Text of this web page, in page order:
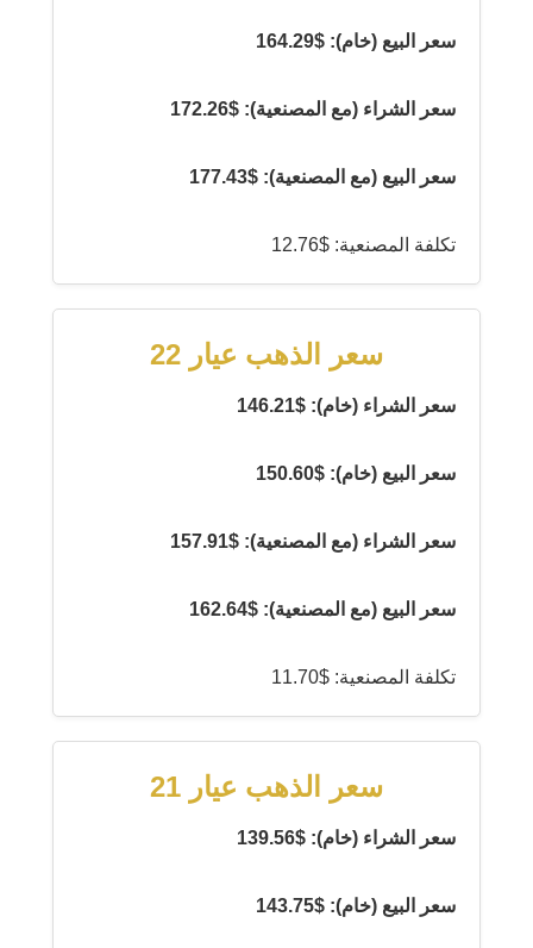
سعر البيع (خام): $164.29
سعر الشراء (مع المصنعية): $172.26
سعر البيع (مع المصنعية): $177.43
تكلفة المصنعية: $12.76
سعر الذهب عيار 22
سعر الشراء (خام): $146.21
سعر البيع (خام): $150.60
سعر الشراء (مع المصنعية): $157.91
سعر البيع (مع المصنعية): $162.64
تكلفة المصنعية: $11.70
سعر الذهب عيار 21
سعر الشراء (خام): $139.56
سعر البيع (خام): $143.75